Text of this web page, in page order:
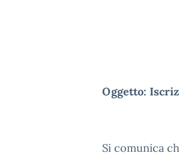
Oggetto:
Si comunica